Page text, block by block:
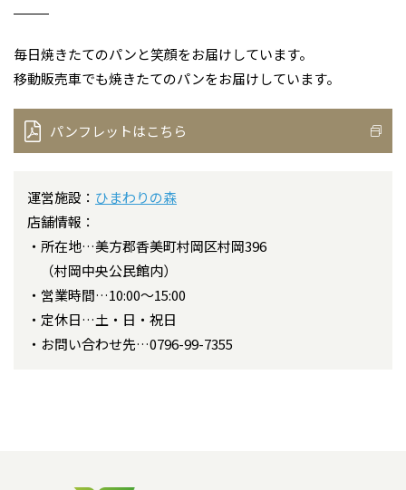
毎日焼きたてのパンと笑顔をお届けしています。
移動販売車でも焼きたてのパンをお届けしています。
パンフレットはこちら
運営施設： ひまわりの森
店舗情報：
所在地…美方郡香美町村岡区村岡396
（村岡中央公民館内）
営業時間…10:00～15:00
定休日…土・日・祝日
お問い合わせ先…0796-99-7355